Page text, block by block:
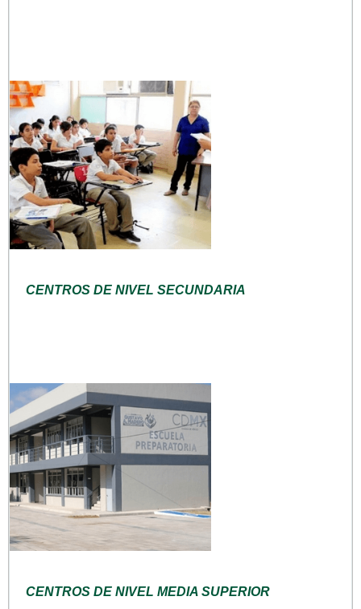
CENTROS DE NIVEL SECUNDARIA
CENTROS DE NIVEL MEDIA SUPERIOR